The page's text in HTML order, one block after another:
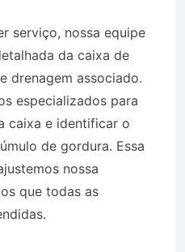
serviço, nossa equipe
da caixa de
drenagem associado.
especializados para
caixa e identificar o
de gordura. Essa
nossa
que todas as